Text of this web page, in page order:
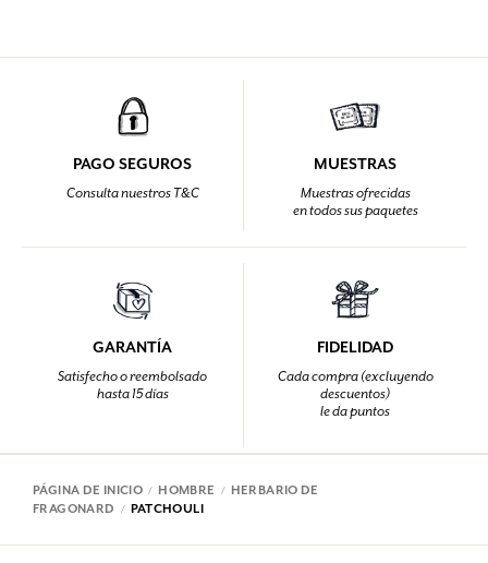
PAGO SEGUROS
Consulta nuestros T&C
MUESTRAS
Muestras ofrecidas
en todos sus paquetes
GARANTÍA
Satisfecho o reembolsado
hasta 15 días
FIDELIDAD
Cada compra (excluyendo
descuentos)
le da puntos
PÁGINA DE INICIO HOMBRE
HERBARIO DE
FRAGONARD
PATCHOULI